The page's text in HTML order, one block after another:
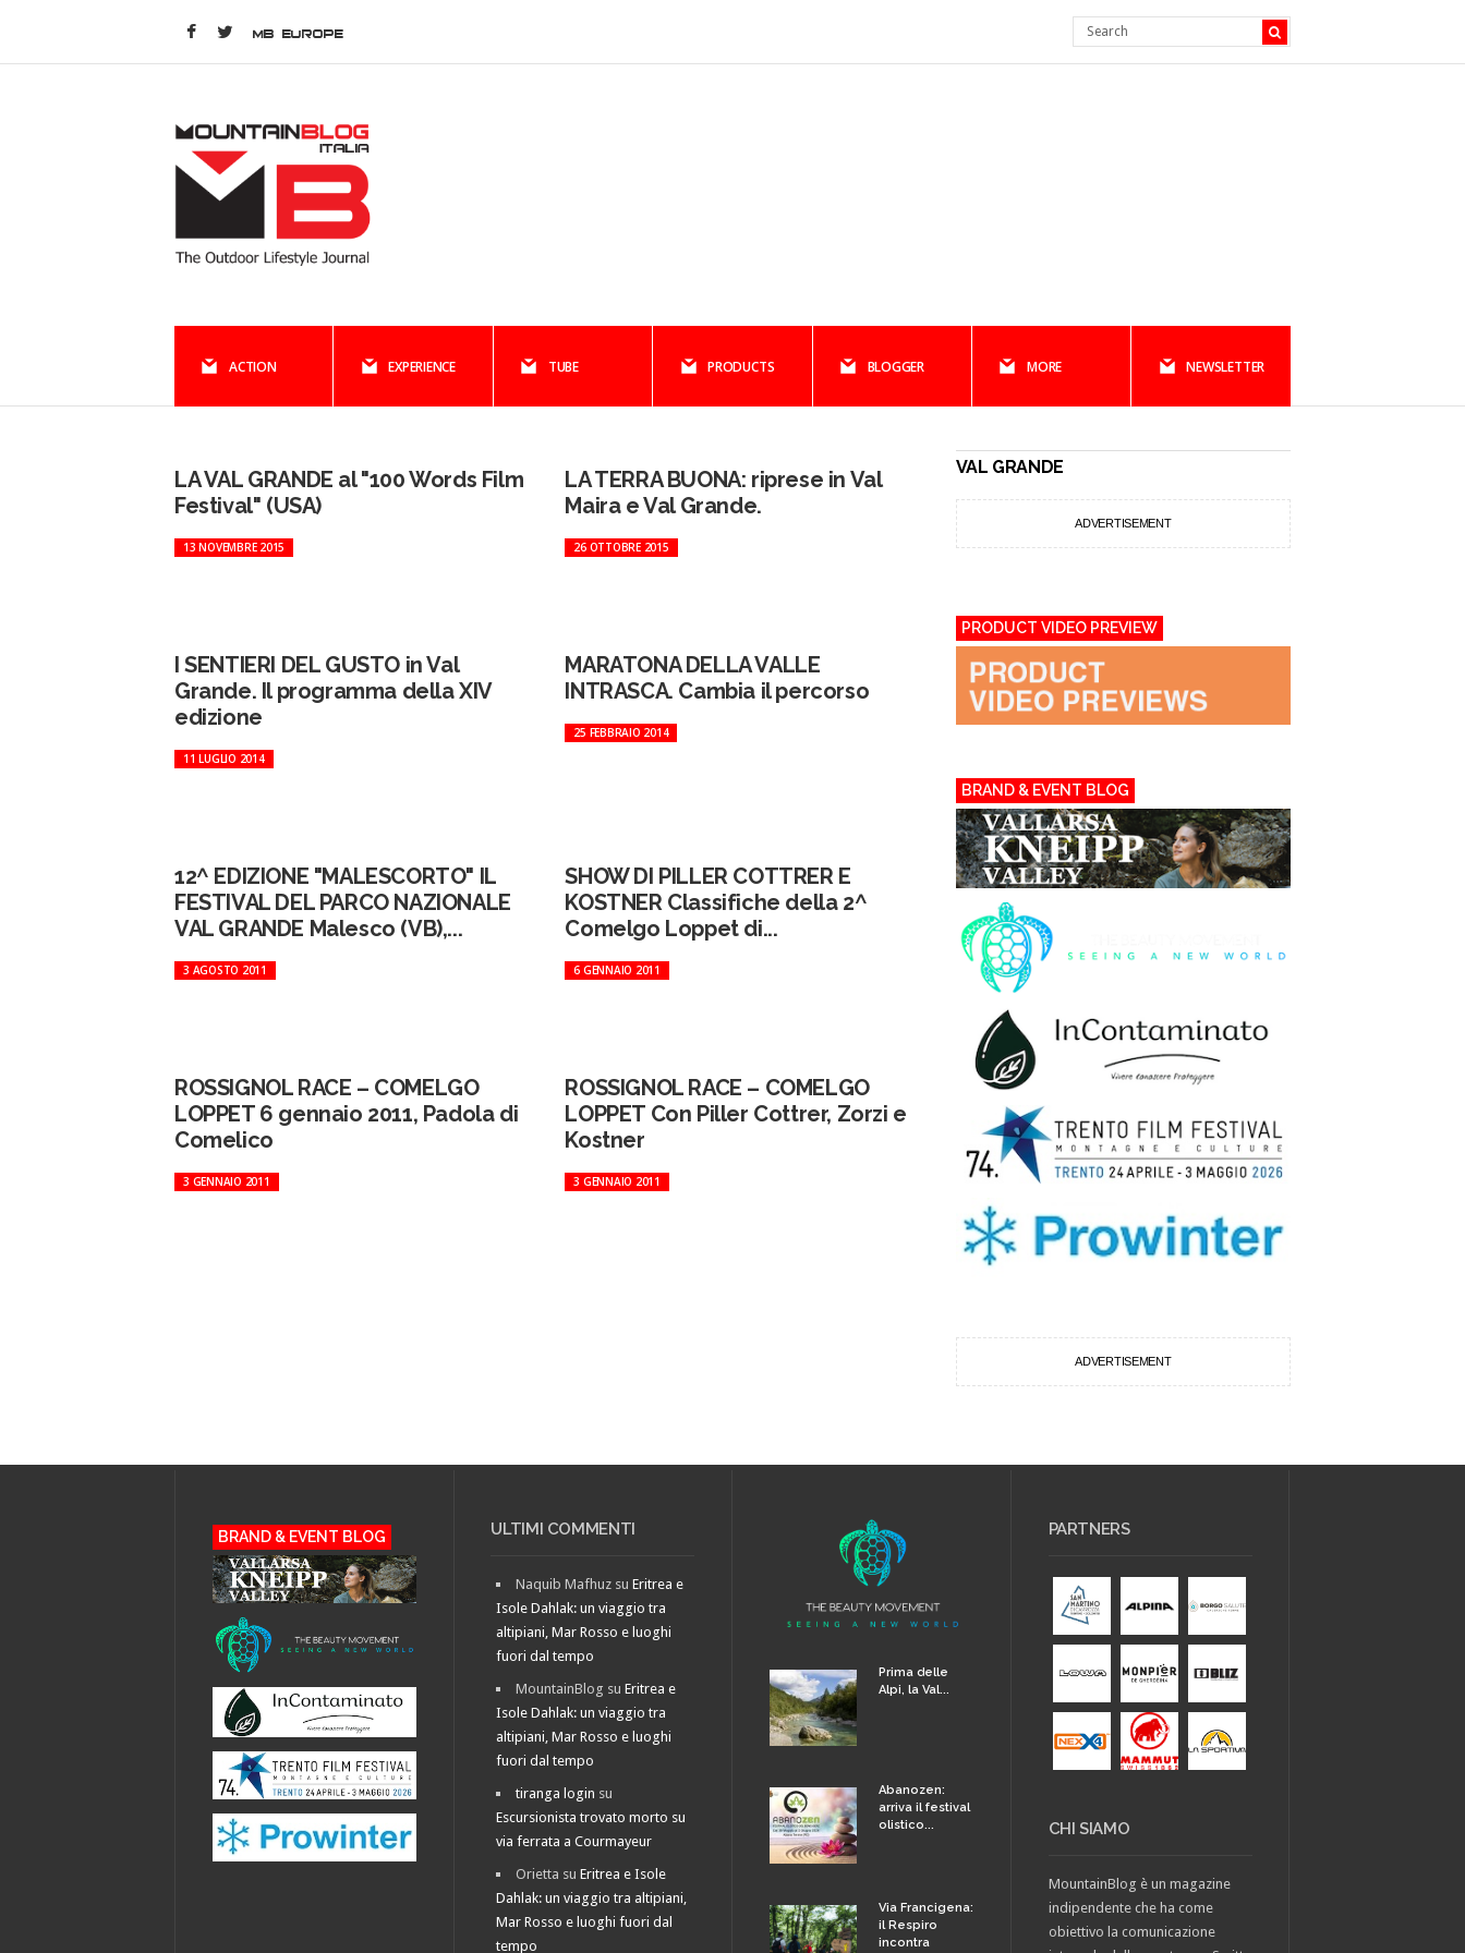
MB EUROPE
ACTION EXPERIENCE TUBE PRODUCTS BLOGGER MORE NEWSLETTER
LA VAL GRANDE al "100 Words Film
Festival" (USA)
13 NOVEMBRE 2015
LA TERRA BUONA: riprese in Val
Maira e Val Grande.
26 OTTOBRE 2015
I SENTIERI DEL GUSTO in Val
Grande. Il programma della XIV
edizione
11 LUGLIO 2014
MARATONA DELLA VALLE
INTRASCA. Cambia il percorso
25 FEBBRAIO 2014
12^ EDIZIONE "MALESCORTO" IL
FESTIVAL DEL PARCO NAZIONALE
VAL GRANDE Malesco (VB),...
3 AGOSTO 2011
SHOW DI PILLER COTTRER E
KOSTNER Classifiche della 2^
Comelgo Loppet di...
6 GENNAIO 2011
ROSSIGNOL RACE – COMELGO
LOPPET 6 gennaio 2011, Padola di
Comelico
3 GENNAIO 2011
ROSSIGNOL RACE – COMELGO
LOPPET Con Piller Cottrer, Zorzi e
Kostner
3 GENNAIO 2011
VAL GRANDE
ADVERTISEMENT
PRODUCT VIDEO PREVIEW
BRAND & EVENT BLOG
ADVERTISEMENT
BRAND & EVENT BLOG ULTIMI COMMENTI
Naquib Mafhuz suEritrea e
Isole Dahlak: un viaggio tra
altipiani, Mar Rosso e luoghi
fuori dal tempo
MountainBlog suEritrea e
Isole Dahlak: un viaggio tra
altipiani, Mar Rosso e luoghi
fuori dal tempo
tiranga login su
Escursionista trovato morto su
via ferrata a Courmayeur
Orietta suEritrea e Isole
Dahlak: un viaggio tra altipiani,
Mar Rosso e luoghi fuori dal
tempo
Prima delle
Alpi, la Val...
Abanozen:
arriva il festival
olistico...
Via Francigena:
il Respiro
incontra
PARTNERS
CHI SIAMO
MountainBlog è un magazine
indipendente che ha come
obiettivo la comunicazione